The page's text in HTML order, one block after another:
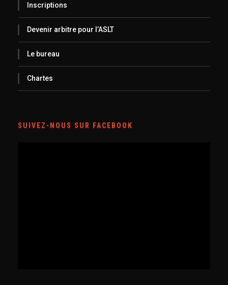
Inscriptions
Devenir arbitre pour l’ASLT
Le bureau
Chartes
SUIVEZ-NOUS SUR FACEBOOK